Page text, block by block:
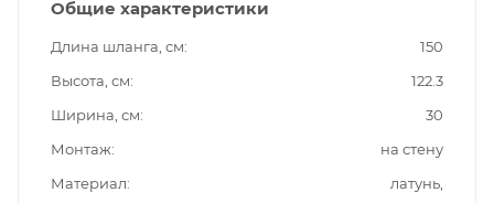
Общие характеристики
Длина шланга, см
150
Высота, см
122.3
Ширина, см
30
Монтаж
на стену
Материал
латунь,